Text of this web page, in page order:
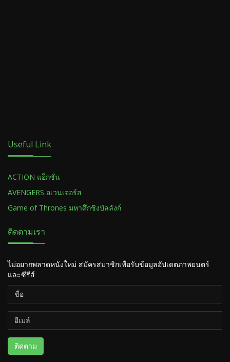
Useful Link
ACTION แอ็กชั่น
AVENGERS อเวนเจอร์ส
Game of Thrones มหาศึกชิงบัลลังก์
ติดตามเรา
ไม่อยากพลาดหนังใหม่ สมัครสมาชิกเพื่อรับข้อมูลอัปเดตภาพยนตร์
และซีรีส์
ติดตาม